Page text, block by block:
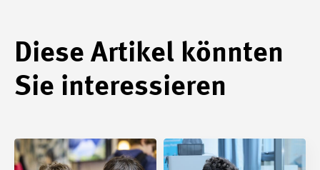
Diese Artikel könnten
Sie interessieren